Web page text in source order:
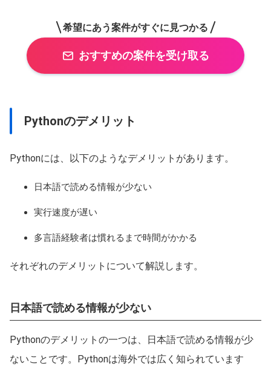
希望にあう案件がすぐに見つかる
おすすめの案件を受け取る
Pythonのデメリット
Pythonには、以下のようなデメリットがあります。
日本語で読める情報が少ない
実行速度が遅い
多言語経験者は慣れるまで時間がかかる
それぞれのデメリットについて解説します。
日本語で読める情報が少ない
Pythonのデメリットの一つは、日本語で読める情報が少
ないことです。Pythonは海外では広く知られています